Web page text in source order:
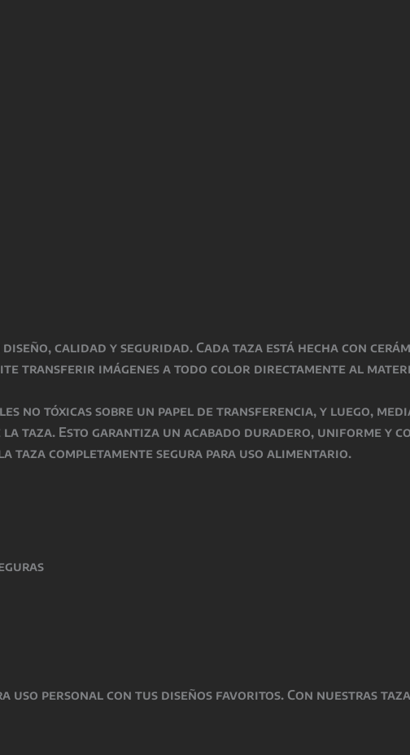
diseño, calidad y seguridad. Cada taza está hecha con
transferir imágenes a todo color directamente al
no tóxicas sobre un papel de transferencia, y luego,
taza. Esto garantiza un acabado duradero, uniforme y
taza completamente segura para uso alimentario.
uso personal con tus diseños favoritos. Con nuestras